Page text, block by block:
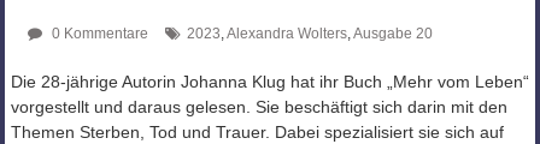
0 Kommentare 2023,Alexandra Wolters,Ausgabe 20
Die 28-jährige Autorin Johanna Klug hat ihr Buch „Mehr vom Leben“
vorgestellt und daraus gelesen. Sie beschäftigt sich darin mit den
Themen Sterben, Tod und Trauer. Dabei spezialisiert sie sich auf